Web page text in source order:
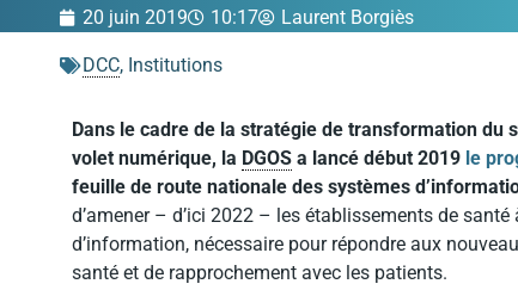
20 juin 2019 10:17 Laurent Borgiès
DCC, Institutions
Dans le cadre de la stratégie de transformation du
volet numérique, la DGOS a lancé début 2019 le
feuille de route nationale des systèmes
d’amener – d’ici 2022 – les établissements de
d’information, nécessaire pour répondre aux
santé et de rapprochement avec les patients.